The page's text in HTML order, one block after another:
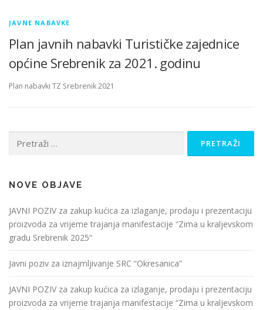
JAVNE NABAVKE
Plan javnih nabavki Turističke zajednice
općine Srebrenik za 2021. godinu
Plan nabavki TZ Srebrenik 2021
NOVE OBJAVE
JAVNI POZIV za zakup kućica za izlaganje, prodaju i prezentaciju
proizvoda za vrijeme trajanja manifestacije “Zima u kraljevskom
gradu Srebrenik 2025“
Javni poziv za iznajmljivanje SRC “Okresanica”
JAVNI POZIV za zakup kućica za izlaganje, prodaju i prezentaciju
proizvoda za vrijeme trajanja manifestacije “Zima u kraljevskom